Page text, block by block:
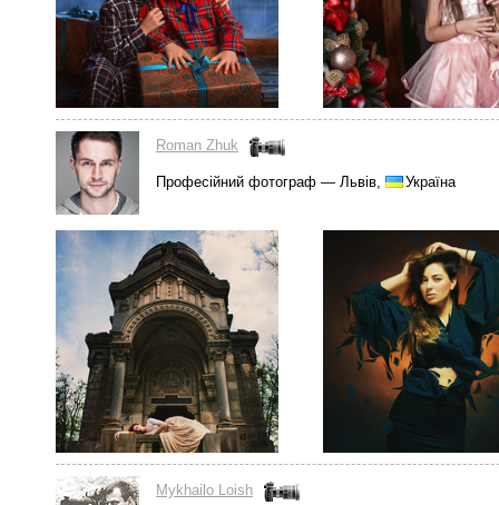
Roman Zhuk
Професійний фотограф — Львів, Україна
Mykhailo Loish